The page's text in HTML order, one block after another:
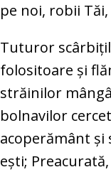
pe noi, robii
Tuturor
folositoare şi
străinilor
bolnavilor
acoperământ
eşti;